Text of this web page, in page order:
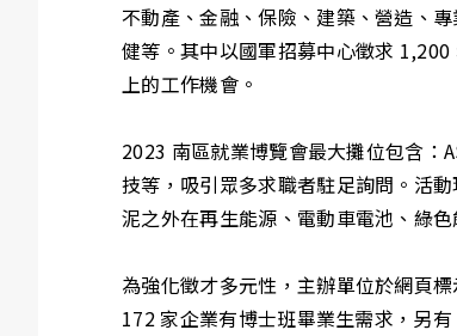
不動產、金融、保險、建築、營造、
健等。其中以國軍招募中心徵求
上的工作機會。
2023 南區就業博覽會最大攤位包含：
技等，吸引眾多求職者駐足詢問。活
泥之外在再生能源、電動車電池、綠
為強化徵才多元性，主辦單位於網頁
172 家企業有博士班畢業生需求，另